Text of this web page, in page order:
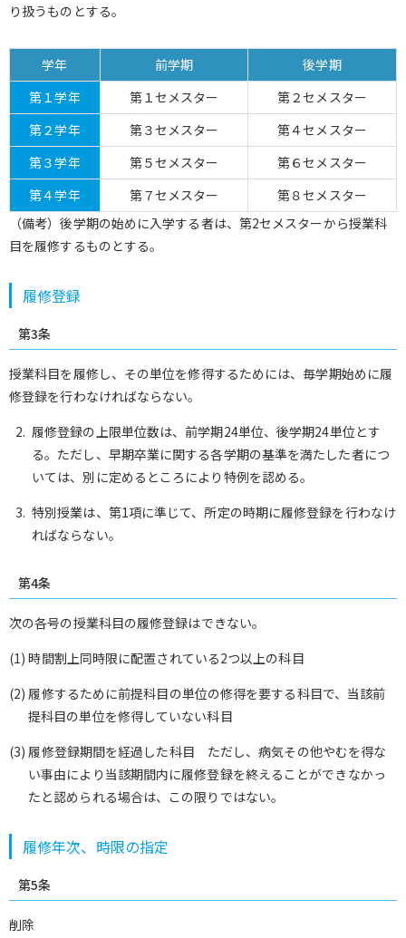
り扱うものとする。
学年 前学期
後学期
第１学年
第１セメスター
第２セメスター
第２学年
第３セメスター
第４セメスター
第３学年
第５セメスター
第６セメスター
第４学年
第７セメスター
第８セメスター
（備考）後学期の始めに入学する者は、第2セメスターから授業科
目を履修するものとする。
履修登録
第3条
授業科目を履修し、その単位を修得するためには、毎学期始めに履
修登録を行わなければならない。
履修登録の上限単位数は、前学期24単位、後学期24単位とす
る。ただし、早期卒業に関する各学期の基準を満たした者につ
いては、別に定めるところにより特例を認める。
特別授業は、第1項に準じて、所定の時期に履修登録を行わなけ
ればならない。
第4条
次の各号の授業科目の履修登録はできない。
(1) 時間割上同時限に配置されている2つ以上の科目
(2) 履修するために前提科目の単位の修得を要する科目で、当該前
提科目の単位を修得していない科目
(3) 履修登録期間を経過した科目 ただし、病気その他やむを得な
い事由により当該期間内に履修登録を終えることができなかっ
たと認められる場合は、この限りではない。
履修年次、時限の指定
第5条
削除